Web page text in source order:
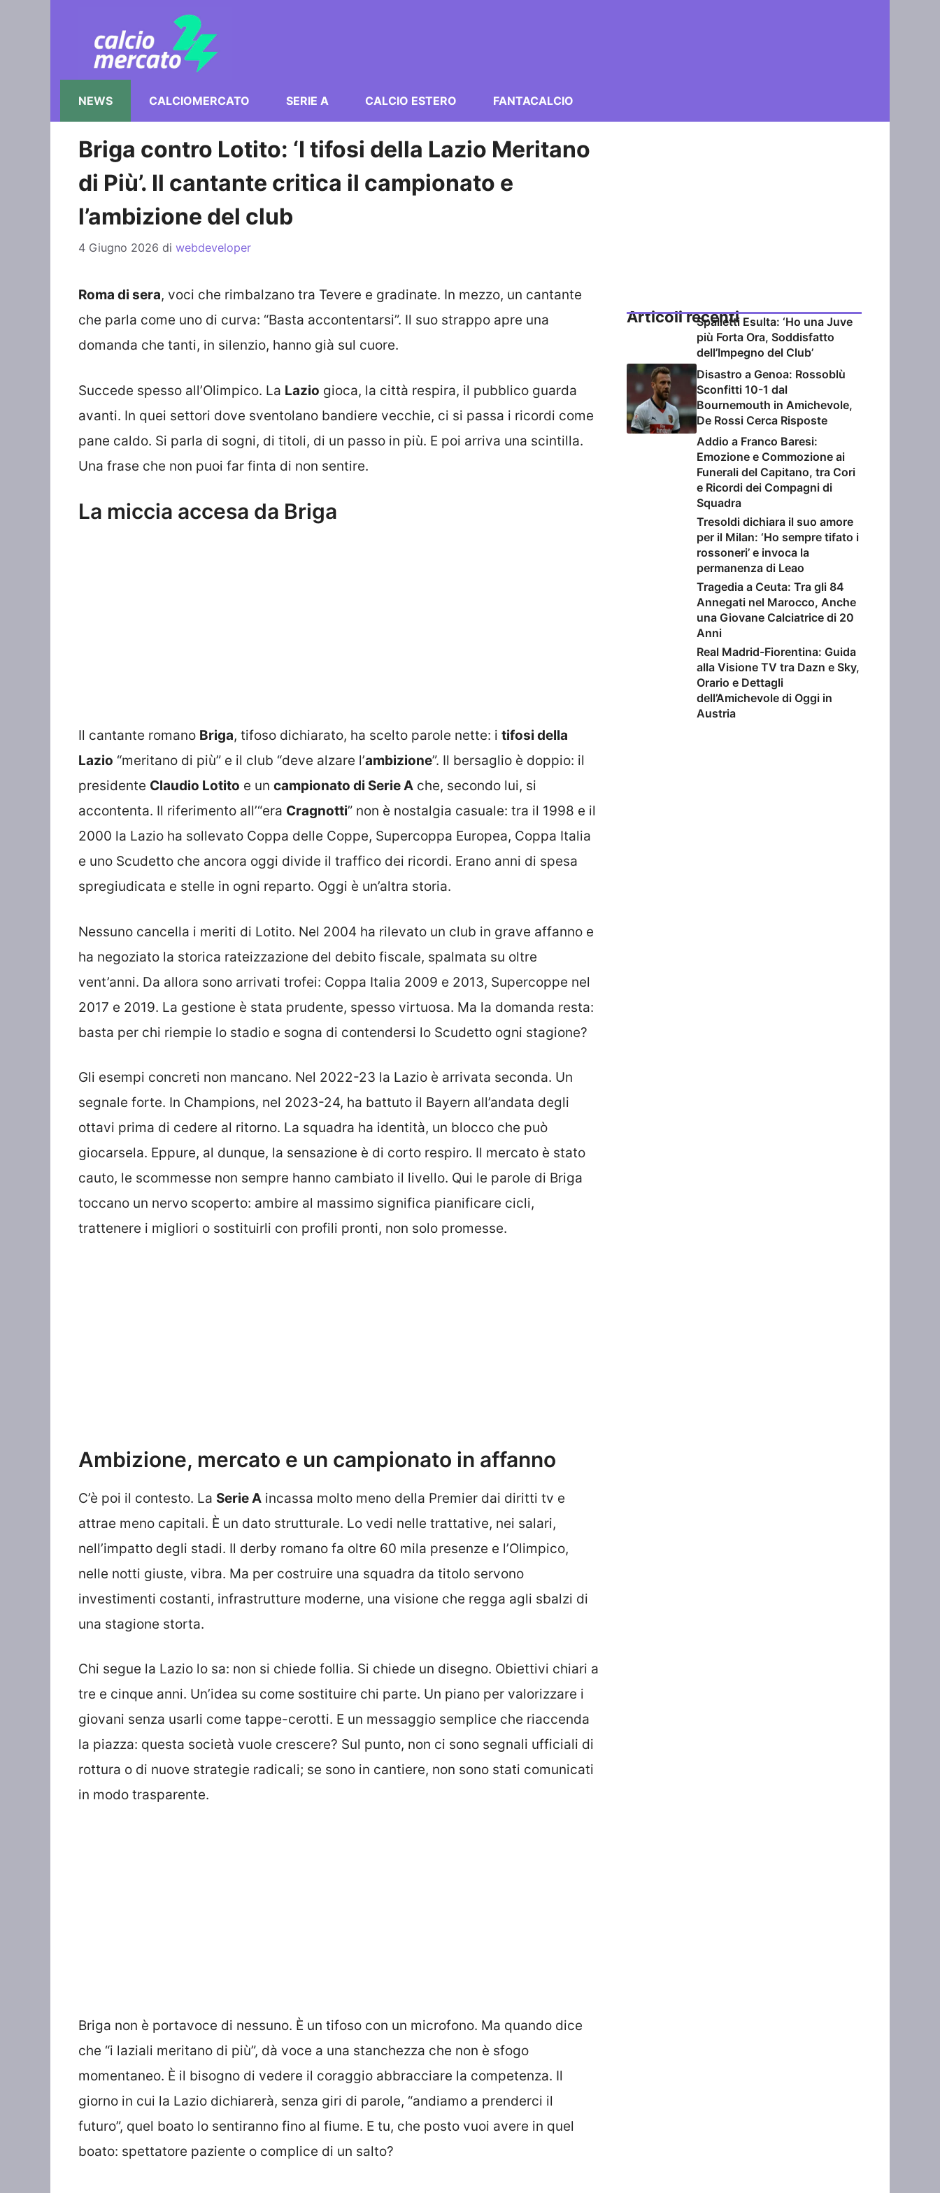
NEWS CALCIOMERCATO SERIE A CALCIO ESTERO FANTACALCIO
Briga contro Lotito: ‘I tifosi della Lazio Meritano
di Più’. Il cantante critica il campionato e
l’ambizione del club
4 Giugno 2026 di webdeveloper
Roma di sera, voci che rimbalzano tra Tevere e gradinate. In mezzo, un cantante
che parla come uno di curva: “Basta accontentarsi”. Il suo strappo apre una
domanda che tanti, in silenzio, hanno già sul cuore.
Succede spesso all’Olimpico. La Lazio gioca, la città respira, il pubblico guarda
avanti. In quei settori dove sventolano bandiere vecchie, ci si passa i ricordi come
pane caldo. Si parla di sogni, di titoli, di un passo in più. E poi arriva una scintilla.
Una frase che non puoi far finta di non sentire.
La miccia accesa da Briga
Il cantante romano Briga, tifoso dichiarato, ha scelto parole nette: i tifosi della
Lazio “meritano di più” e il club “deve alzare l’ambizione”. Il bersaglio è doppio: il
presidente Claudio Lotito e un campionato di Serie A che, secondo lui, si
accontenta. Il riferimento all’“era Cragnotti” non è nostalgia casuale: tra il 1998 e il
2000 la Lazio ha sollevato Coppa delle Coppe, Supercoppa Europea, Coppa Italia
e uno Scudetto che ancora oggi divide il traffico dei ricordi. Erano anni di spesa
spregiudicata e stelle in ogni reparto. Oggi è un’altra storia.
Nessuno cancella i meriti di Lotito. Nel 2004 ha rilevato un club in grave affanno e
ha negoziato la storica rateizzazione del debito fiscale, spalmata su oltre
vent’anni. Da allora sono arrivati trofei: Coppa Italia 2009 e 2013, Supercoppe nel
2017 e 2019. La gestione è stata prudente, spesso virtuosa. Ma la domanda resta:
basta per chi riempie lo stadio e sogna di contendersi lo Scudetto ogni stagione?
Gli esempi concreti non mancano. Nel 2022-23 la Lazio è arrivata seconda. Un
segnale forte. In Champions, nel 2023-24, ha battuto il Bayern all’andata degli
ottavi prima di cedere al ritorno. La squadra ha identità, un blocco che può
giocarsela. Eppure, al dunque, la sensazione è di corto respiro. Il mercato è stato
cauto, le scommesse non sempre hanno cambiato il livello. Qui le parole di Briga
toccano un nervo scoperto: ambire al massimo significa pianificare cicli,
trattenere i migliori o sostituirli con profili pronti, non solo promesse.
Ambizione, mercato e un campionato in affanno
C’è poi il contesto. La Serie A incassa molto meno della Premier dai diritti tv e
attrae meno capitali. È un dato strutturale. Lo vedi nelle trattative, nei salari,
nell’impatto degli stadi. Il derby romano fa oltre 60 mila presenze e l’Olimpico,
nelle notti giuste, vibra. Ma per costruire una squadra da titolo servono
investimenti costanti, infrastrutture moderne, una visione che regga agli sbalzi di
una stagione storta.
Chi segue la Lazio lo sa: non si chiede follia. Si chiede un disegno. Obiettivi chiari a
tre e cinque anni. Un’idea su come sostituire chi parte. Un piano per valorizzare i
giovani senza usarli come tappe-cerotti. E un messaggio semplice che riaccenda
la piazza: questa società vuole crescere? Sul punto, non ci sono segnali ufficiali di
rottura o di nuove strategie radicali; se sono in cantiere, non sono stati comunicati
in modo trasparente.
Briga non è portavoce di nessuno. È un tifoso con un microfono. Ma quando dice
che “i laziali meritano di più”, dà voce a una stanchezza che non è sfogo
momentaneo. È il bisogno di vedere il coraggio abbracciare la competenza. Il
giorno in cui la Lazio dichiarerà, senza giri di parole, “andiamo a prenderci il
futuro”, quel boato lo sentiranno fino al fiume. E tu, che posto vuoi avere in quel
boato: spettatore paziente o complice di un salto?
Articoli recentiSpalletti Esulta: ‘Ho una Juve
più Forta Ora, Soddisfatto
dell’Impegno del Club’
Disastro a Genoa: Rossoblù
Sconfitti 10-1 dal
Bournemouth in Amichevole,
De Rossi Cerca Risposte
Addio a Franco Baresi:
Emozione e Commozione ai
Funerali del Capitano, tra Cori
e Ricordi dei Compagni di
Squadra
Tresoldi dichiara il suo amore
per il Milan: ‘Ho sempre tifato i
rossoneri’ e invoca la
permanenza di Leao
Tragedia a Ceuta: Tra gli 84
Annegati nel Marocco, Anche
una Giovane Calciatrice di 20
Anni
Real Madrid-Fiorentina: Guida
alla Visione TV tra Dazn e Sky,
Orario e Dettagli
dell’Amichevole di Oggi in
Austria